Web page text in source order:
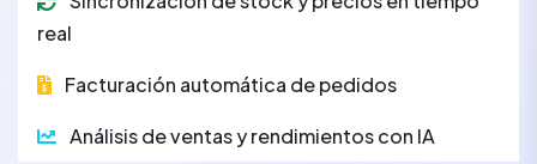
real
Facturación automática de pedidos
Análisis de ventas y rendimientos con IA